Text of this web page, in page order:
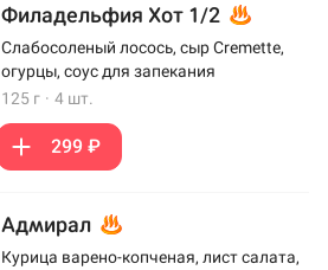
Филадельфия Хот 1/2
Слабосоленый лосось, сыр Cremette,
огурцы, соус для запекания
125 г · 4 шт.
299 ₽
Адмирал
Курица варено-копченая, лист салата,